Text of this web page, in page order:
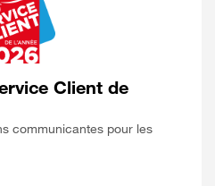
Client de
communicantes pour les